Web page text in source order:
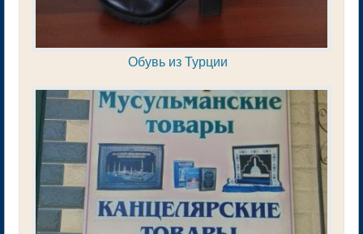
Обувь из Турции